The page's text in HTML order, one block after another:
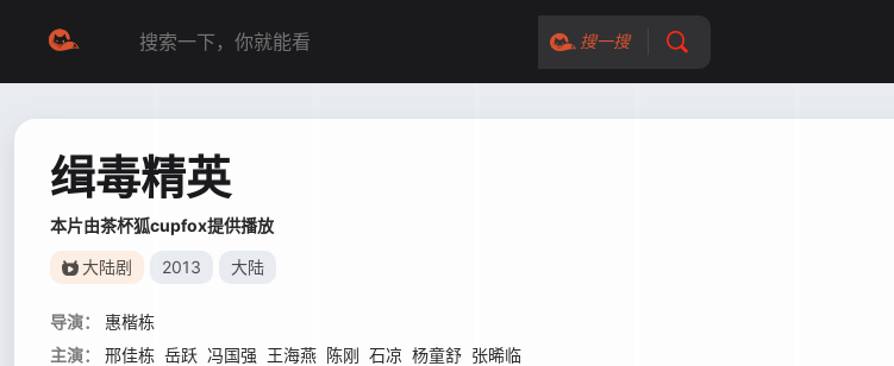
搜一搜
缉毒精英
本片由茶杯狐cupfox提供播放
大陆剧 2013 大陆
导演：
惠楷栋
主演：
邢佳栋 岳跃 冯国强 王海燕 陈刚 石凉 杨童舒 张晞临